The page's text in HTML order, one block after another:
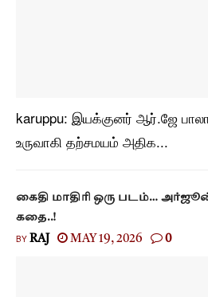
karuppu: இயக்குனர் ஆர்.ஜே
உருவாகி தற்சமயம் அதிக...
கைதி மாதிரி ஒரு படம்… அர்ஜூன்
கதை..!
BY RAJ MAY 19, 2026 0